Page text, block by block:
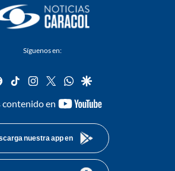
Síguenos en:
facebook
tiktok instagram
twitterwhatsapp
google
contenido en
youtube-
nuestra app en